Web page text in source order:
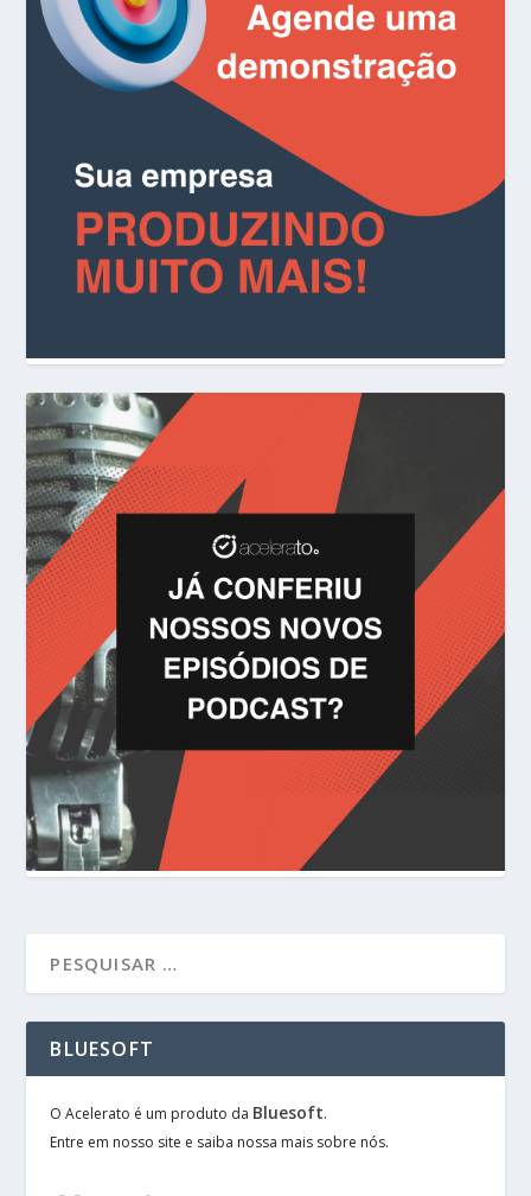
BLUESOFT
O Acelerato é um produto da Bluesoft.
Entre em nosso site e saiba nossa mais sobre nós.